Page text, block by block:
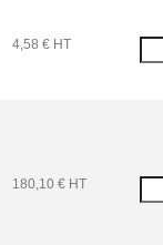
4,58 € HT
180,10 € HT